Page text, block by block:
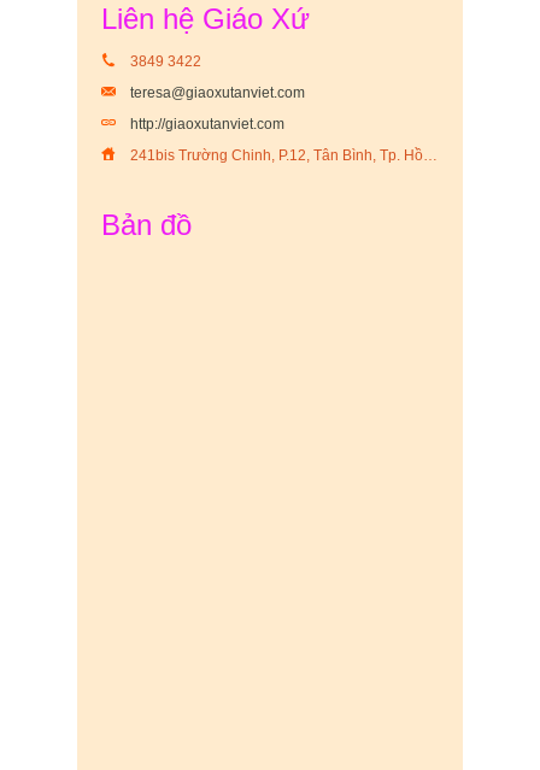
Liên hệ Giáo Xứ
3849 3422
teresa@giaoxutanviet.com
http://giaoxutanviet.com
241bis Trường Chinh, P.12, Tân Bình, Tp. Hồ Chí Minh
Bản đồ